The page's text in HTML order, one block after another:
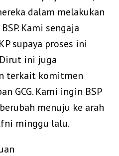
dalam melakukan
Kami sengaja
supaya proses ini
ini juga
terkait komitmen
GCG. Kami ingin BSP
menuju ke arah
minggu lalu.